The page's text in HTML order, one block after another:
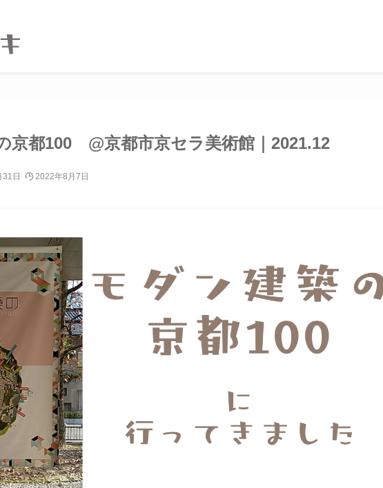
京都100 @京都市京セラ美術館｜2021.12
31日 2022年8月7日